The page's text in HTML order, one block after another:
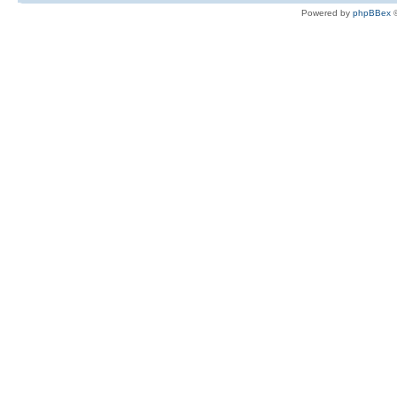
Powered by phpBBex